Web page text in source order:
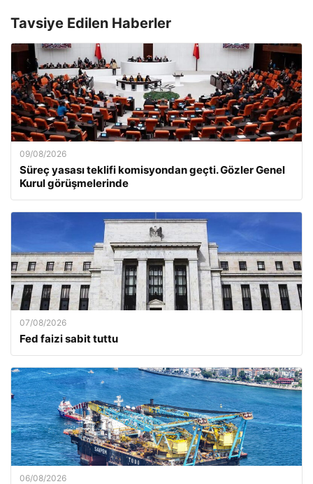
Tavsiye Edilen Haberler
09/08/2026
Süreç yasası teklifi komisyondan geçti. Gözler Genel
Kurul görüşmelerinde
07/08/2026
Fed faizi sabit tuttu
06/08/2026